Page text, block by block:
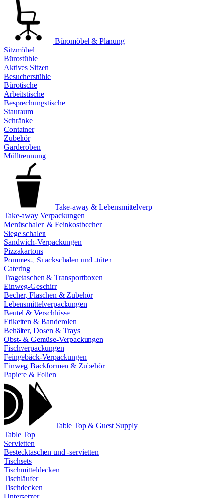
Büromöbel & Planung
Sitzmöbel
Bürostühle
Aktives Sitzen
Besucherstühle
Bürotische
Arbeitstische
Besprechungstische
Stauraum
Schränke
Container
Zubehör
Garderoben
Mülltrennung
Take-away & Lebensmittelverp.
Take-away Verpackungen
Menüschalen & Feinkostbecher
Siegelschalen
Sandwich-Verpackungen
Pizzakartons
Pommes-, Snackschalen und -tüten
Catering
Tragetaschen & Transportboxen
Einweg-Geschirr
Becher, Flaschen & Zubehör
Lebensmittelverpackungen
Beutel & Verschlüsse
Etiketten & Banderolen
Behälter, Dosen & Trays
Obst- & Gemüse-Verpackungen
Fischverpackungen
Feingebäck-Verpackungen
Einweg-Backformen & Zubehör
Papiere & Folien
Table Top & Guest Supply
Table Top
Servietten
Bestecktaschen und -servietten
Tischsets
Tischmitteldecken
Tischläufer
Tischdecken